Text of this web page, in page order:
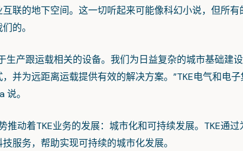
联的地下空间。这一切听起来可能像科幻小说，但所有
的。
产跟运载相关的设备。我们为日益复杂的城市基础建
并为远距离运载提供有效的解决方案。”TKE电气和电
。
着TKE业务的发展：城市化和可持续发展。TKE通过
服务，帮助实现可持续的城市化发展。